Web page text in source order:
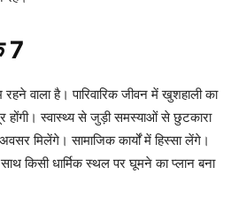
7
वाला है। पारिवारिक जीवन में खुशहाली का
दूर होंगी। स्वास्थ्य से जुड़ी समस्याओं से छुटकारा
मिलेंगे। सामाजिक कार्यों में हिस्सा लेंगे।
किसी धार्मिक स्थल पर घूमने का प्लान बना